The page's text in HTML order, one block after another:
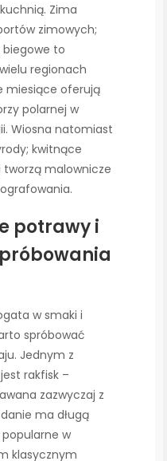
Zima
zimowych;
biegowe to
regionach
miesiące oferują
polarnej w
Wiosna natomiast
kwitnące
malownicze
potrawy i
w smaki i
spróbować
Jednym z
rakfisk –
zazwyczaj z
ma długą
w
klasycznym